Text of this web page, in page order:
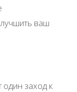
ваш
заход к